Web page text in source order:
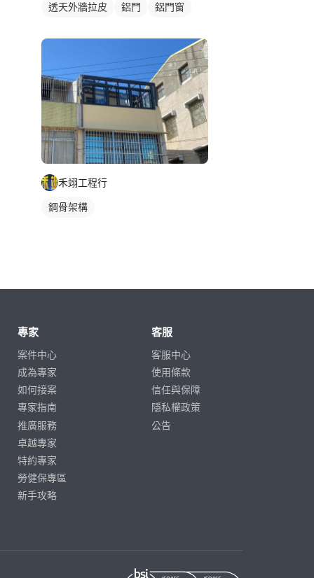
透天外牆拉皮 鋁門 鋁門窗
禾翊工程行
鋼骨架構
專家
案件中心
成為專家
如何接案
專家指南
推廣服務
卓越專家
特約專家
勞健保專區
新手攻略
客服
客服中心
使用條款
信任與保障
隱私權政策
公告